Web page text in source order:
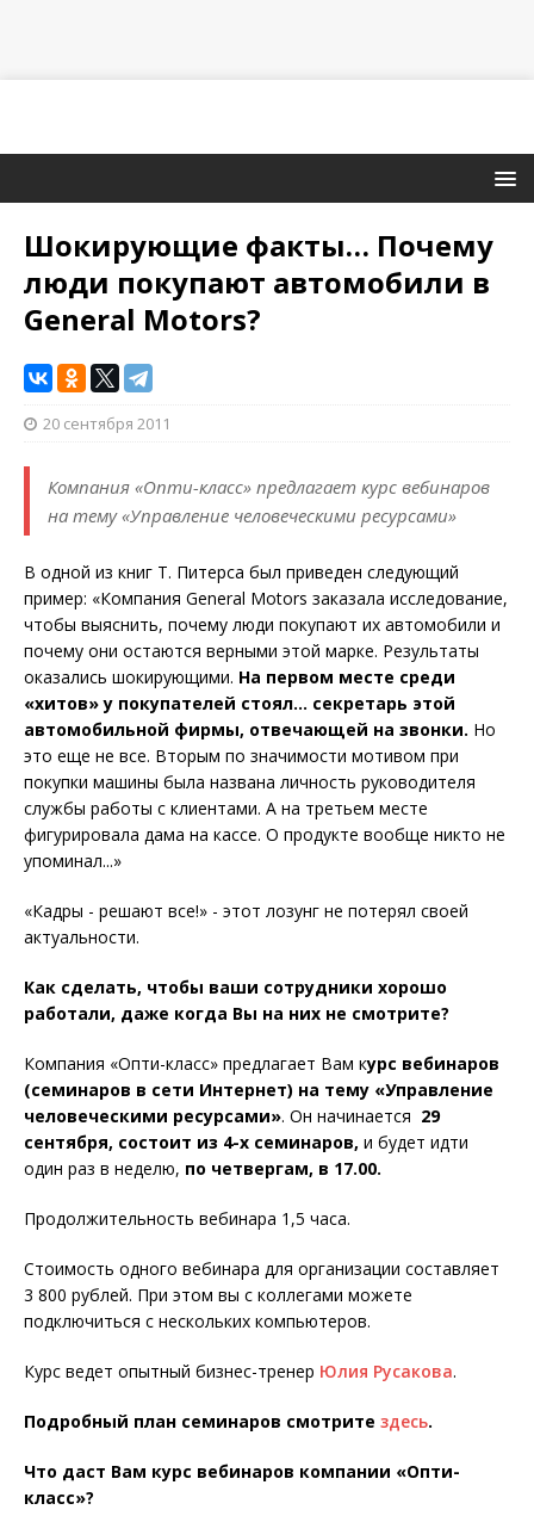
Шокирующие факты… Почему
люди покупают автомобили в
General Motors?
20 сентября 2011
Компания «Опти-класс» предлагает курс вебинаров
на тему «Управление человеческими ресурсами»
В одной из книг Т. Питерса был приведен следующий
пример: «Компания General Motors заказала исследование,
чтобы выяснить, почему люди покупают их автомобили и
почему они остаются верными этой марке. Результаты
оказались шокирующими. На первом месте среди
«хитов» у покупателей стоял... секретарь этой
автомобильной фирмы, отвечающей на звонки. Но
это еще не все. Вторым по значимости мотивом при
покупки машины была названа личность руководителя
службы работы с клиентами. А на третьем месте
фигурировала дама на кассе. О продукте вообще никто не
упоминал...»
«Кадры - решают все!» - этот лозунг не потерял своей
актуальности.
Как сделать, чтобы ваши сотрудники хорошо
работали, даже когда Вы на них не смотрите?
Компания «Опти-класс» предлагает Вам курс вебинаров
(семинаров в сети Интернет) на тему «Управление
человеческими ресурсами». Он начинается 29
сентября, состоит из 4-х семинаров, и будет идти
один раз в неделю, по четвергам, в 17.00.
Продолжительность вебинара 1,5 часа.
Стоимость одного вебинара для организации составляет
3 800 рублей. При этом вы с коллегами можете
подключиться с нескольких компьютеров.
Курс ведет опытный бизнес-тренер Юлия Русакова.
Подробный план семинаров смотрите здесь.
Что даст Вам курс вебинаров компании «Опти-
класс»?